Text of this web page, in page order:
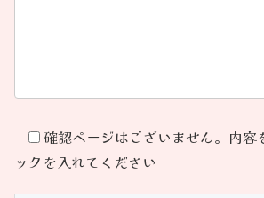
確認ページはございません。内容
ックを入れてください